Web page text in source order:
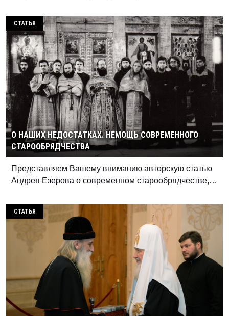
СТАТЬЯ
О НАШИХ НЕДОСТАТКАХ. НЕМОЩЬ СОВРЕМЕННОГО
СТАРООБРЯДЧЕСТВА
Представляем Вашему вниманию авторскую статью
Андрея Езерова о современном старообрядчестве,…
СТАТЬЯ